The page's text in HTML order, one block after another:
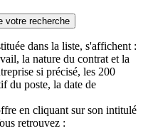
votre recherche
dans la liste, s'affichent :
la nature du contrat et la
si précisé, les 200
du poste, la date de
en cliquant sur son intitulé
retrouvez :